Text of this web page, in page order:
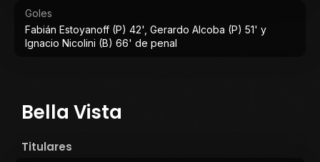
Goles
Fabián Estoyanoff (P) 42', Gerardo Alcoba (P) 51' y
Ignacio Nicolini (B) 66' de penal
Bella Vista
Titulares